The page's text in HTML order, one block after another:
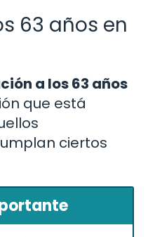
63 años en
a los 63 años
que está
ciertos